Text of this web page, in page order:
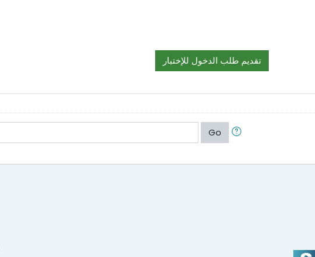
تقديم طلب الدخول للإختبار
Go